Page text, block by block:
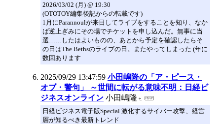
2026/03/02 (月) @ 19:30
(OTOTOY編集後記からの転載です)
1月にParannoulが来日してライブをすることを知り、なか
ば逆上ぎみにその場でチケットを申し込んだ。無事に当
選……したはよいものの、あとから予定を確認したらそ
の日はThe Bethsのライブの日。またやってしまった (年に
数回あります
2025/09/29 13:47:59 小田嶋隆の「ア・ピース・
オブ・警句」 ～世間に転がる意味不明：日経ビ
ジネスオンライン 小田嶋隆
日経ビジネス電子版Special 激化するサイバー攻撃、経営
層が知るべき最新トレンド